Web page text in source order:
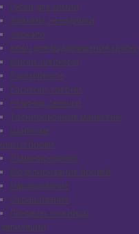
Губки для химии
Зажимы, невидимки
Зеркало
Ключ для выдавливания краски
Миски. шейкеры
Распылители
Расчески, гребни
Резинки, сеточки
Тренировочные манекены
Шапочки
и брови
Ламинирование
Моделирование бровей
Наращивание
Окрашивание
Пинцеты. ножницы